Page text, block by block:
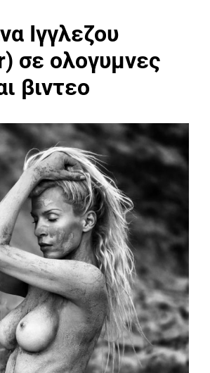
Ιγγλεζου
σε ολογυμνες
βιντεο